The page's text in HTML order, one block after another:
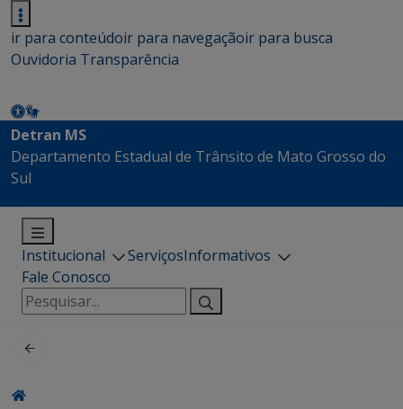
ir para conteúdoir para navegaçãoir para busca
Ouvidoria Transparência
Detran MS
Departamento Estadual de Trânsito de Mato Grosso do
Sul
Institucional ServiçosInformativos
Fale Conosco
Pesquisar
por: